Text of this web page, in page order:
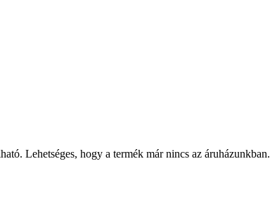
Lehetséges, hogy a termék már nincs az áruházunkban.